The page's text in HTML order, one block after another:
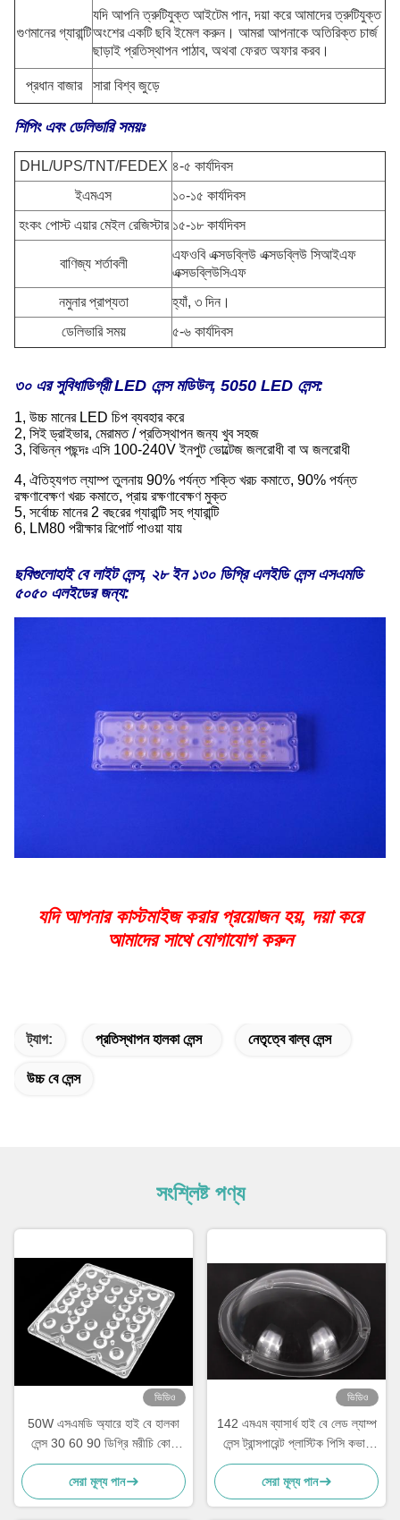
গুণমানের গ্যারান্টি
যদি আপনি ত্রুটিযুক্ত আইটেম পান, দয়া করে আমাদের ত্রুটিযুক্ত
অংশের একটি ছবি ইমেল করুন। আমরা আপনাকে অতিরিক্ত চার্জ
ছাড়াই প্রতিস্থাপন পাঠাব, অথবা ফেরত অফার করব।
প্রধান বাজার সারা বিশ্ব জুড়ে
শিপিং এবং ডেলিভারি সময়ঃ
DHL/UPS/TNT/FEDEX ৪-৫ কার্যদিবস
ইএমএস
১০-১৫ কার্যদিবস
হংকং পোস্ট এয়ার মেইল রেজিস্টার ১৫-১৮ কার্যদিবস
বাণিজ্য শর্তাবলী
এফওবি এক্সডব্লিউ এক্সডব্লিউ সিআইএফ
এক্সডব্লিউসিএফ
নমুনার প্রাপ্যতা
হ্যাঁ, ৩ দিন।
ডেলিভারি সময়
৫-৬ কার্যদিবস
৩০ এর সুবিধাডিগ্রী LED লেন্স মডিউল, 5050 LED লেন্স:
1, উচ্চ মানের LED চিপ ব্যবহার করে
2, সিই ড্রাইভার, মেরামত / প্রতিস্থাপন জন্য খুব সহজ
3, বিভিন্ন পছন্দঃ এসি 100-240V ইনপুট ভোল্টেজ জলরোধী বা অ জলরোধী
4, ঐতিহ্যগত ল্যাম্প তুলনায় 90% পর্যন্ত শক্তি খরচ কমাতে, 90% পর্যন্ত
রক্ষণাবেক্ষণ খরচ কমাতে, প্রায় রক্ষণাবেক্ষণ মুক্ত
5, সর্বোচ্চ মানের 2 বছরের গ্যারান্টি সহ গ্যারান্টি
6, LM80 পরীক্ষার রিপোর্ট পাওয়া যায়
ছবিগুলোহাই বে লাইট লেন্স, ২৮ ইন ১৩০ ডিগ্রি এলইডি লেন্স এসএমডি
৫০৫০ এলইডের জন্য:
যদি আপনার কাস্টমাইজ করার প্রয়োজন হয়, দয়া করে
আমাদের সাথে যোগাযোগ করুন
ট্যাগ: প্রতিস্থাপন হালকা লেন্স নেতৃত্বে বাল্ব লেন্স
উচ্চ বে লেন্স
সংশ্লিষ্ট পণ্য
ভিডিও
50W এসএমডি অ্যারে হাই বে হালকা
লেন্স 30 60 90 ডিগ্রি মরীচি কোণ
30W-100W ল্যাম্পের জন্য
সেরা মূল্য পান
ভিডিও
142 এমএম ব্যাসার্ধ হাই বে লেড ল্যাম্প
লেন্স ট্রান্সপারেন্ট প্লাস্টিক পিসি কভার
91% ট্রান্সমিটেন্স
সেরা মূল্য পান